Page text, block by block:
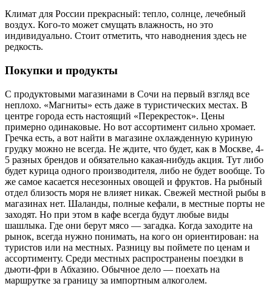
Климат для России прекрасный: тепло, солнце, лечебный
воздух. Кого-то может смущать влажность, но это
индивидуально. Стоит отметить, что наводнения здесь не
редкость.
Покупки и продукты
С продуктовыми магазинами в Сочи на первый взгляд все
неплохо. «Магниты» есть даже в туристических местах. В
центре города есть настоящий «Перекресток». Цены
примерно одинаковые. Но вот ассортимент сильно хромает.
Гречка есть, а вот найти в магазине охлажденную куриную
грудку можно не всегда. Не ждите, что будет, как в Москве, 4-
5 разных брендов и обязательно какая-нибудь акция. Тут либо
будет курица одного производителя, либо не будет вообще. То
же самое касается несезонных овощей и фруктов. На рыбный
отдел близость моря не влияет никак. Свежей местной рыбы в
магазинах нет. Шаланды, полные кефали, в местные порты не
заходят. Но при этом в кафе всегда будут любые виды
шашлыка. Где они берут мясо — загадка. Когда заходите на
рынок, всегда нужно понимать, на кого он ориентирован: на
туристов или на местных. Разницу вы поймете по ценам и
ассортименту. Среди местных распространены поездки в
дьюти-фри в Абхазию. Обычное дело — поехать на
маршрутке за границу за импортным алкоголем.